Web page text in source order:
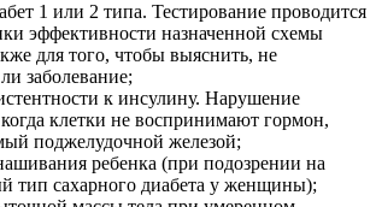
1 или 2 типа. Тестирование проводится
эффективности назначенной схемы
для того, чтобы выяснить, не
заболевание;
к инсулину. Нарушение
когда клетки не воспринимают гормон,
поджелудочной железой;
ребенка (при подозрении на
тип сахарного диабета у женщины);